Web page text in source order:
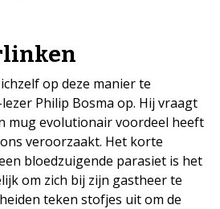
op deze manier te
Philip Bosma op. Hij vraagt
mug evolutionair voordeel heeft
veroorzaakt. Het korte
bloedzuigende parasiet is het
om zich bij zijn gastheer te
teken stofjes uit om de